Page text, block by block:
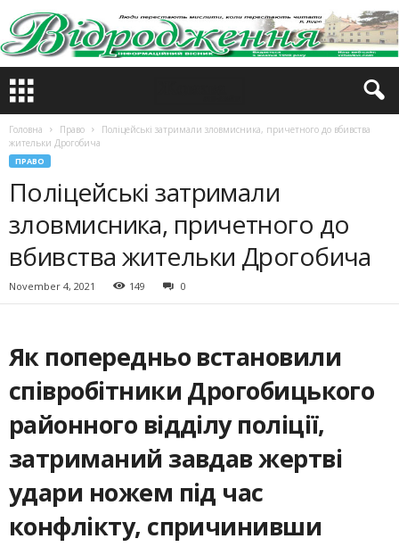
Головна Право
Поліцейські затримали зловмисника, причетного до вбивства
жительки Дрогобича
ПРАВО
Поліцейські затримали
зловмисника, причетного до
вбивства жительки Дрогобича
November 4, 2021 149 0
Як попередньо встановили
співробітники Дрогобицького
районного відділу поліції,
затриманий завдав жертві
удари ножем під час
конфлікту, спричинивши